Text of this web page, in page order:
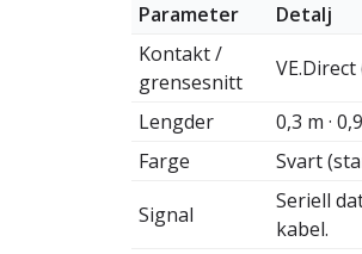
Parameter
Detalj
Kontakt /
grensesnitt
Lengder
0,3 m ·
Farge
Svart
Signal
Seriell
kabel.